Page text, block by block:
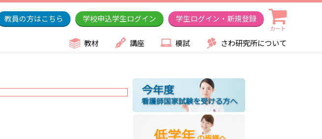
教員の方はこちら 学校申込学生ログイン 学生ログイン・新規登録
カート
教材 講座 模試 さわ研究所について